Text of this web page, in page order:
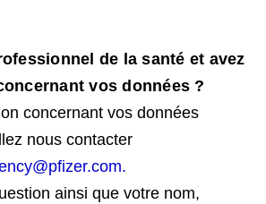
de la santé et avez
vos données ?
concernant vos données
nous contacter
ainsi que votre nom,